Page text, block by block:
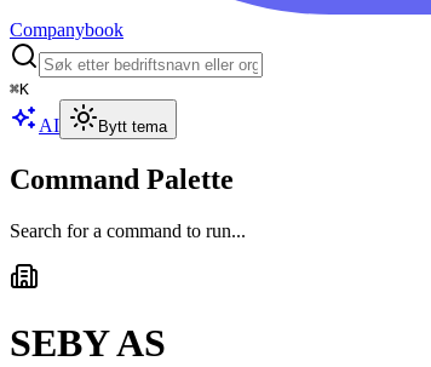
Companybook
⌘K
AI Bytt tema
Command Palette
Search for a command to run...
SEBY AS